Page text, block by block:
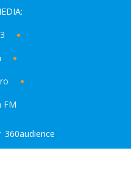
FM
360audience